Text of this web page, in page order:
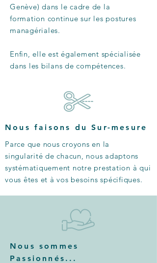
Genève) dans le cadre de la
formation continue sur les postures
managériales.
Enfin, elle est également spécialisée
dans les bilans de compétences​.
Nous faisons du Sur-mesure
Parce que nous croyons en la
singularité de chacun, nous adaptons
systématiquement notre prestation à qui
vous êtes et à vos besoins spécifiques.
Nous sommes
Passionnés...